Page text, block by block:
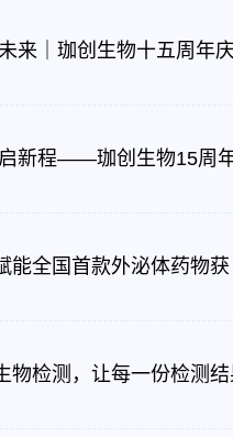
来｜珈创生物十五周年
新程——珈创生物15周
能全国首款外泌体药物
物检测，让每一份检测